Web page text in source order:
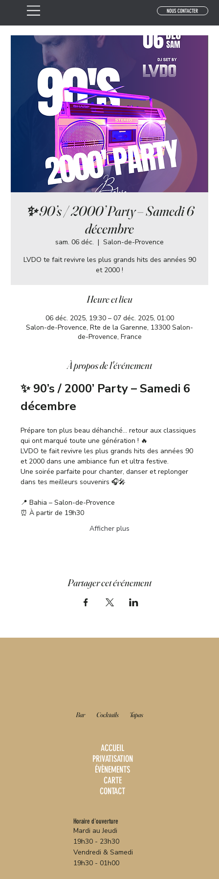
NOUS CONTACTER
✨ 90’s / 2000’ Party – Samedi 6
décembre
sam. 06 déc.
  |
Salon-de-Provence
LVDO te fait revivre les plus grands hits des années 90
et 2000 !
Heure et lieu
06 déc. 2025, 19:30 – 07 déc. 2025, 01:00
Salon-de-Provence, Rte de la Garenne, 13300 Salon-
de-Provence, France
À propos de l'événement
✨ 90’s / 2000’ Party – Samedi 6
décembre
Prépare ton plus beau déhanché… retour aux classiques
qui ont marqué toute une génération ! 🔥
LVDO te fait revivre les plus grands hits des années 90
et 2000 dans une ambiance fun et ultra festive.
Une soirée parfaite pour chanter, danser et replonger
dans tes meilleurs souvenirs 🎧🎤
📍 Bahia – Salon-de-Provence
⏰ À partir de 19h30
Afficher plus
Partager cet événement
Bar Cocktails Tapas
ACCUEIL
PRIVATISATION
ÉVÈNEMENTS
CARTE
CONTACT
Horaire d'ouverture
Mardi au Jeudi
19h30 - 23h30
Vendredi & Samedi
19h30 - 01h00